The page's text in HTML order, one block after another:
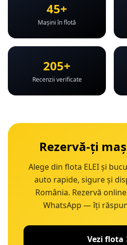
45+
Mașini în flotă
205+
Recenzii verificate
Rezervă-ți
Alege din flota ELEI și
auto rapide, sigure și
România. Rezervă
WhatsApp — îți
Vezi flota